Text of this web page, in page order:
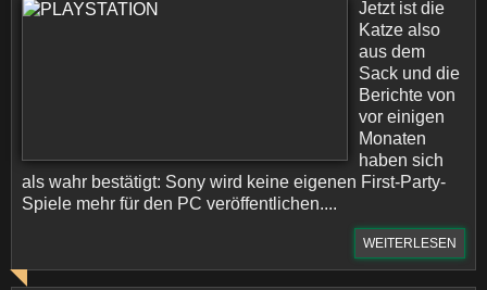
Jetzt ist die
Katze also
aus dem
Sack und die
Berichte von
vor einigen
Monaten
haben sich
als wahr bestätigt: Sony wird keine eigenen First-Party-
Spiele mehr für den PC veröffentlichen....
WEITERLESEN